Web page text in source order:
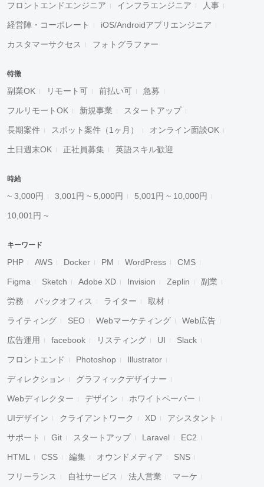
フロントエンドエンジニア インフラエンジニア 人事
経営陣・コーポレート iOS/Androidアプリエンジニア
カスタマーサクセス フォトグラファー
特徴
副業OK リモート可 前払い可 急募
フルリモートOK 新規事業 スタートアップ
長期案件 スポット案件（1ヶ月） オンライン面談OK
土日週末OK 正社員募集 英語スキル歓迎
時給
~ 3,000円 3,001円 ~ 5,000円 5,001円 ~ 10,000円
10,001円 ~
キーワード
PHP AWS Docker PM WordPress CMS
Figma Sketch Adobe XD Invision Zeplin 副業
労務 バックオフィス ライター 取材
ライティング SEO Webマーケティング Web広告
広告運用 facebook リスティング UI Slack
フロントエンド Photoshop Illustrator
ディレクション グラフィックデザイナー
Webディレクター デザイン ホワイトペーパー
UIデザイン クライアントワーク XD アシスタント
サポート Git スタートアップ Laravel EC2
HTML CSS 編集 オウンドメディア SNS
フリーランス 自社サービス 法人営業 マーケ